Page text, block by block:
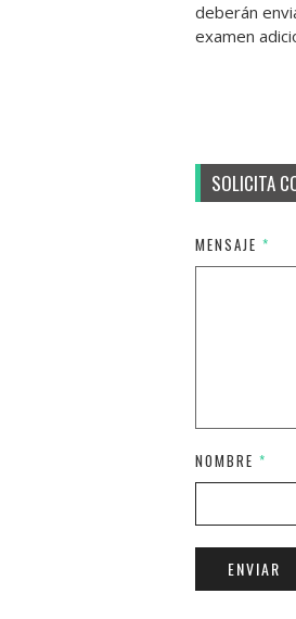
deberán
examen
SOLICITA
MENSAJE *
NOMBRE *